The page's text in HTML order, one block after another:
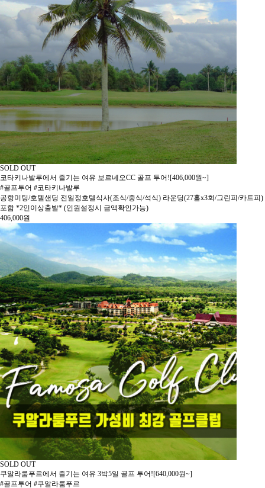
SOLD OUT
코타키나발루에서 즐기는 여유 보르네오CC 골프 투어![406,000원~]
#골프투어 #코타키나발루
공항미팅/호텔샌딩 전일정호텔식사(조식/중식/석식) 라운딩(27홀x3회/그린피/카트피)
포함 *2인이상출발* (인원설정시 금액확인가능)
406,000원
SOLD OUT
쿠알라룸푸르에서 즐기는 여유 3박5일 골프 투어![640,000원~]
#골프투어 #쿠알라룸푸르